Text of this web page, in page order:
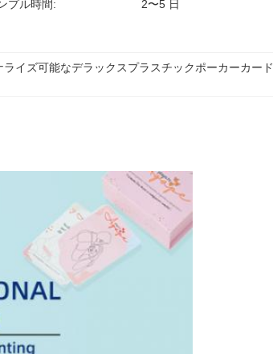
プル時間: 2〜5 日
イズ可能なデラックスプラスチックポーカーカード